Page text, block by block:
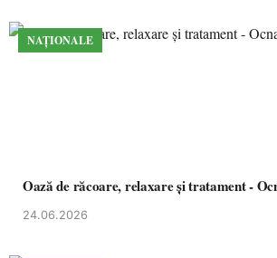
NAȚIONALE
Oază de răcoare, relaxare și tratament -
24.06.2026